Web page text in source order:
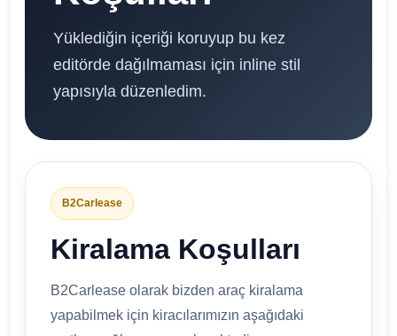
Yüklediğin içeriği koruyup bu kez
editörde dağılmaması için inline stil
yapısıyla düzenledim.
B2Carlease
Kiralama Koşulları
B2Carlease olarak bizden araç kiralama
yapabilmek için kiracılarımızın aşağıdaki